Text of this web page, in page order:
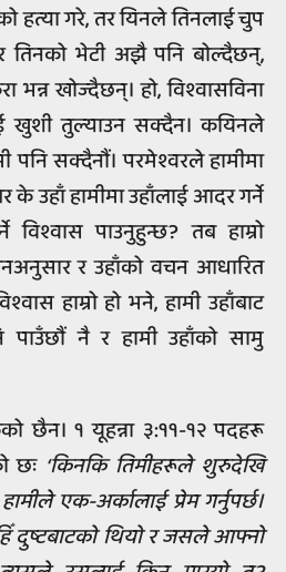
हत्या गरे, तर यिनले तिनलाई चुप
तिनको भेटी अझै पनि बोल्दैछन्,
भन्न खोज्दैछन्। हो, विश्वासविना
खुशी तुल्याउन सक्दैन। कयिनले
सक्दैनौं। परमेश्वरले हामीमा
के उहाँ हामीमा उहाँलाई आदर गर्ने
विश्वास पाउनुहुन्छ? तब हाम्रो
र उहाँको वचन आधारित
हाम्रो हो भने, हामी उहाँबाट
पाउँछौं नै र हामी उहाँको सामु
छैन। १ यूहन्ना ३:११-१२ पदहरू
छः ‘किनकि तिमीहरूले शुरुदेखि
एक-अर्कालाई प्रेम गर्नुपर्छ।
दुष्टबाटको थियो र जसले आफ्नो